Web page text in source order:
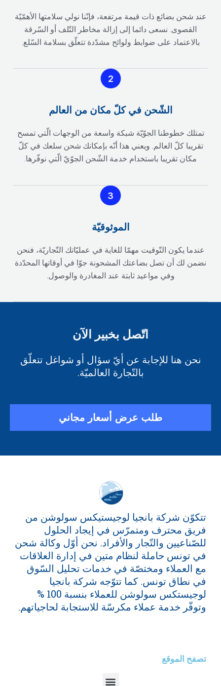
عند شحن بضائع ذات قيمة مرتفعة، فإنّنا نولي سلامتها الأهمّيّة
القصوى. نسعى دائما إلى إزالة مخاطر التّلف أو السّرقة
بالاعتماد على ضوابط ولوائح مشدّدة تتعلّق بسلامة السّلع.
2
الشّحن في كلّ مكان من العالم
تمتلك خطوطنا الجوّيّة شبكة واسعة من الوجهات الّتي تمسح
تقريبا كلّ العالم. ويعني هذا أنّه بإمكانك شحن سلعك في كلّ
مكان تقريبا باستخدام خدمة الشّحن الجوّيّ الّتي نوفّرها.
3
الموثوقيّة
عندما يكون التّوقيت مهمّا للغاية في عمليّاتك التّجاريّة، فنحن
نضمن لك أن تصل بضاعتك المشحونة جوّا في أوقاتها المحدّدة
وفي مواعيد ثابتة عند المغادرة والوصول.
اتّصل بخبير الآن
نحن هنا للإجابة عن أيّ سؤال أو شواغل تتعلّق
بالتّجارة العالميّة.
طلب عرض أسعار مجاني
تتكوّن شركة بانجيا لوجيستيكس سولوشن من
فريق محترف ومتمرّس في إيجاد الحلول
للصّناعيين والتّجار والأفراد. نحن أوّل وكالة شحن
في تونس حاملة لنظام متين في إدارة العلاقات
مع العملاء ومختصّة في خدمات تحليل السّوق
في نطاق تونس. كما تتوّجه شركة بانجيا
لوجيستكس سولوشن للعملاء بنسبة 100 %
وتوفّر خدمة عملاء مكرسّة للاستجابة لحاجياتهم.
تصفح الموقع
Menu